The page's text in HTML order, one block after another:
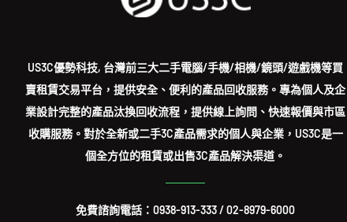
US3C優勢科技, 台灣前三大二手電腦/手機/相機/鏡頭/遊戲機等買
賣租賃交易平台，提供安全、便利的產品回收服務。專為個人及企
業設計完整的產品汰換回收流程，提供線上詢問、快速報價與市區
收購服務。對於全新或二手3C產品需求的個人與企業，US3C是一
個全方位的租賃或出售3C產品解決渠道。
免費諮詢電話：0938-913-333/02-8979-6000